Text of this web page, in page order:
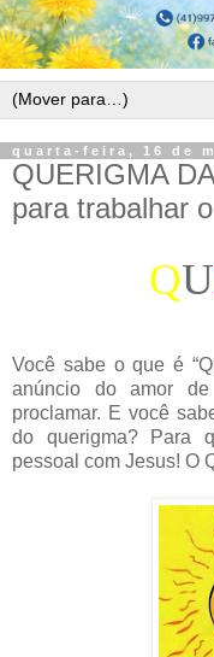
quarta-feira, 16 de
QUERIGMA
para trabalhar
QU
Você sabe o que é
anúncio do amor
proclamar. E você
do querigma? Para
pessoal com Jesus! O